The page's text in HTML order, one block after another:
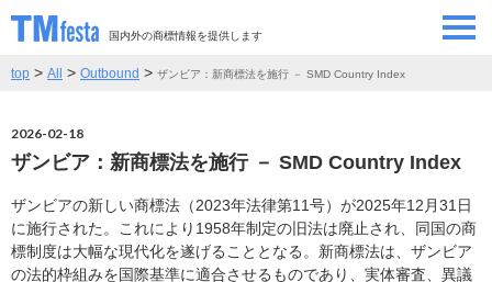
国内外の商標情報を提供します
SEMINAR/EVENT
ABOUT
CONTRIBUTORS
CONTACT お問い合わせ
top > All > Outbound > ザンビア：新商標法を施行 － SMD Country Index
2026-02-18
ザンビア：新商標法を施行 － SMD Country Index
ザンビアの新しい商標法（2023年法律第11号）が2025年12月31日
に施行された。これにより1958年制定の旧法は廃止され、同国の商
標制度は大幅な現代化を遂げることとなる。新商標法は、ザンビア
の法的枠組みを国際基準に適合させるものであり、実体審査、異議